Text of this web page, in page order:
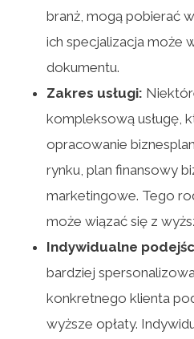
branż, mogą pobierać
ich specjalizacja może
dokumentu.
Zakres usługi:
kompleksową usługę,
opracowanie
rynku, plan finansowy
marketingowe. Tego
może wiązać się z
Indywidualne
bardziej
konkretnego klienta
wyższe opłaty.